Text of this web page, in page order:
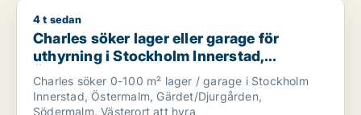
Charles söker lager eller garage för uthyrning i Stockholm
4 t sedan
Charles söker lager eller garage för
uthyrning i Stockholm Innerstad,
Östermalm eller Gärdet/Djurgården m.fl.
Charles söker 0-100 m² lager / garage i Stockholm
Innerstad, Östermalm, Gärdet/Djurgården,
Södermalm, Västerort att hyra